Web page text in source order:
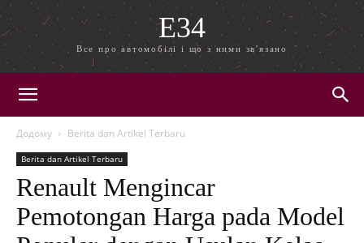
E34
Все про автомобілі і що з ними зв'язано
Додому Berita dan Artikel Terbaru
Berita dan Artikel Terbaru
Renault Mengincar
Pemotongan Harga pada Model